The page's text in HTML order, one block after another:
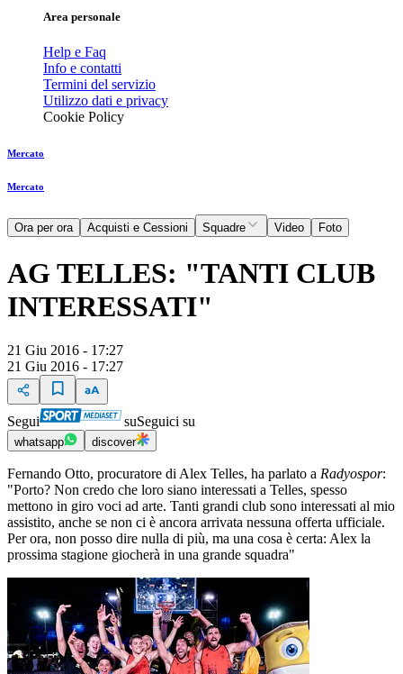
Area personale
Help e Faq
Info e contatti
Termini del servizio
Utilizzo dati e privacy
Cookie Policy
Mercato
Mercato
Ora per ora Acquisti e Cessioni Squadre Video Foto
AG TELLES: "TANTI CLUB
INTERESSATI"
21 Giu 2016 - 17:27
21 Giu 2016 - 17:27
Segui suSeguici su
whatsapp discover
Fernando Otto, procuratore di Alex Telles, ha parlato a Radyospor:
"Porto? Non credo che loro siano interessati a Telles, spesso
mettono in giro voci ad arte. Tanti grandi club sono interessati al mio
assistito, anche se non ci è ancora arrivata nessuna offerta ufficiale.
Per ora, non posso dire nulla di più, ma una cosa è certa: Alex la
prossima stagione giocherà in una grande squadra"